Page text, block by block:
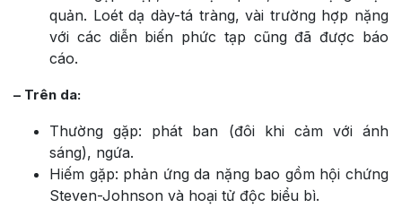
quản. Loét dạ dày-tá tràng, vài trường hợp nặng
với các diễn biến phức tạp cũng đã được báo
cáo.
– Trên da:
Thường gặp: phát ban (đôi khi cảm với ánh
sáng), ngứa.
Hiếm gặp: phản ứng da nặng bao gồm hội chứng
Steven-Johnson và hoại tử độc biểu bì.